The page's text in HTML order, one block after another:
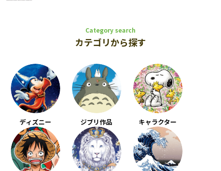
Category search
カテゴリから探す
ディズニー ジブリ作品 キャラクター